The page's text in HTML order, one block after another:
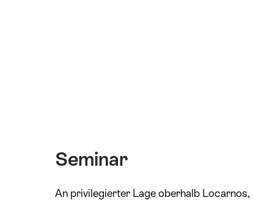
Seminar
An privilegierter Lage oberhalb